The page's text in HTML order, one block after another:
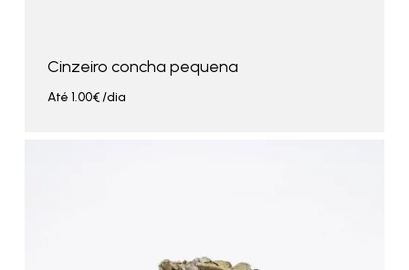
Cinzeiro concha pequena
Até 1.00€/dia